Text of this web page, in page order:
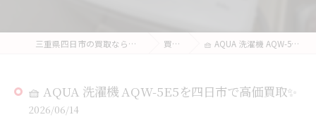
三重県四日市の買取なら買取マクサス 三重四日市店 買取実績 🧺 AQUA 洗濯機 AQW-5E5を四日市で高価買取✨
🧺 AQUA 洗濯機 AQW-5E5を四日市で高価買取✨
2026/06/14